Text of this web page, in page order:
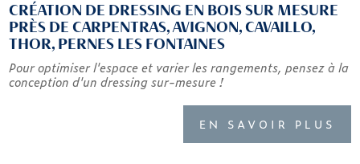
CRÉATION DE DRESSING EN BOIS SUR MESURE
PRÈS DE CARPENTRAS, AVIGNON, CAVAILLO,
THOR, PERNES LES FONTAINES
Pour optimiser l'espace et varier les rangements, pensez à la
conception d'un dressing sur-mesure !
EN SAVOIR PLUS